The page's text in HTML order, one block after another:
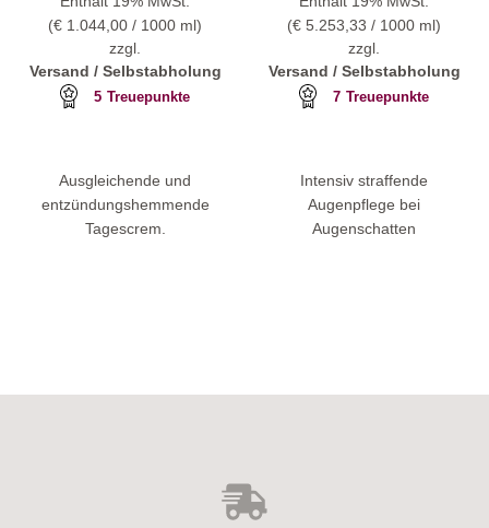
(€ 1.044,00/ 1000 ml)
zzgl.
Versand / Selbstabholung
5 Treuepunkte
Ausgleichende und
entzündungshemmende
Tagescrem.
(€ 5.253,33 / 1000 ml)
zzgl.
Versand / Selbstabholung
7 Treuepunkte
Intensiv straffende
Augenpflege bei
Augenschatten